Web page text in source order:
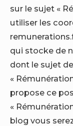
sur le sujet «
utiliser les
qui stocke de
dont le sujet
«
propose ce
«
blog vous